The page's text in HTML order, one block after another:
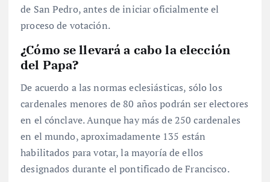
de San Pedro, antes de iniciar oficialmente el
proceso de votación.
¿Cómo se llevará a cabo la elección
del Papa?
De acuerdo a las normas eclesiásticas, sólo los
cardenales menores de 80 años podrán ser electores
en el cónclave. Aunque hay más de 250 cardenales
en el mundo, aproximadamente 135 están
habilitados para votar, la mayoría de ellos
designados durante el pontificado de Francisco.